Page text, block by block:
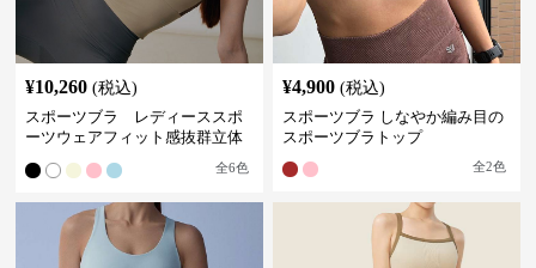
¥10,260 (税込)
スポーツブラ レディーススポ
ーツウェアフィット感抜群立体
全6色
¥4,900 (税込)
スポーツブラ しなやか編み目の
スポーツブラトップ
全2色